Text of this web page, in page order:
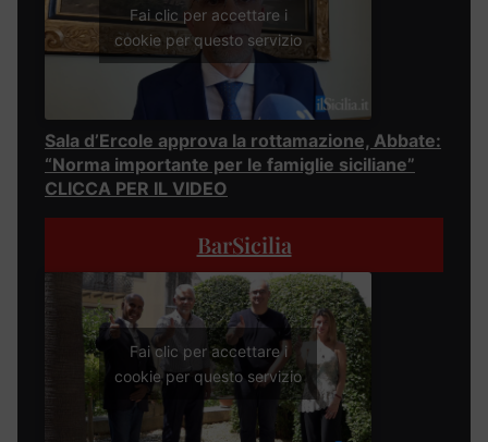
Fai clic per accettare i
cookie per questo servizio
Sala d’Ercole approva la rottamazione, Abbate:
“Norma importante per le famiglie siciliane”
CLICCA PER IL VIDEO
BarSicilia
Fai clic per accettare i
cookie per questo servizio